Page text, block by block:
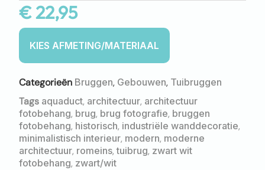
€22,95
Categorieën Bruggen, Gebouwen, Tuibruggen
Tags aquaduct, architectuur, architectuur
fotobehang, brug, brug fotografie, bruggen
fotobehang, historisch, industriële wanddecoratie,
minimalistisch interieur, modern, moderne
architectuur, romeins,tuibrug, zwart wit
fotobehang, zwart/wit